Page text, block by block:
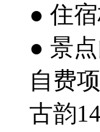
● 住
● 景
自费
古韵